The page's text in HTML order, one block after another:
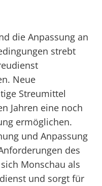
die Anpassung an
strebt
Neue
Streumittel
Jahren eine noch
ermöglichen.
und Anpassung
des
Monschau als
und sorgt für